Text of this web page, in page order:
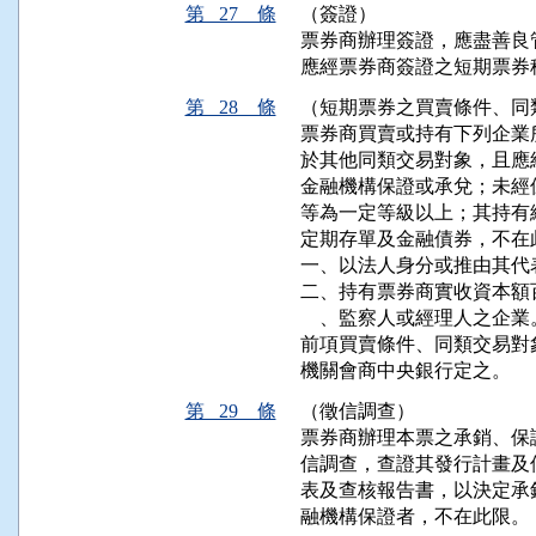
第 27 條
（簽證）
票券商辦理簽證，應盡善
應經票券商簽證之短期票
第 28 條
（短期票券之買賣條件、
票券商買賣或持有下列企
於其他同類交易對象，且
金融機構保證或承兌；未
等為一定等級以上；其持
定期存單及金融債券，不在
一、以法人身分或推由其
二、持有票券商實收資本
、監察人或經理人之企業
前項買賣條件、同類交易
機關會商中央銀行定之。
第 29 條
（徵信調查）
票券商辦理本票之承銷、
信調查，查證其發行計畫
表及查核報告書，以決定
融機構保證者，不在此限。